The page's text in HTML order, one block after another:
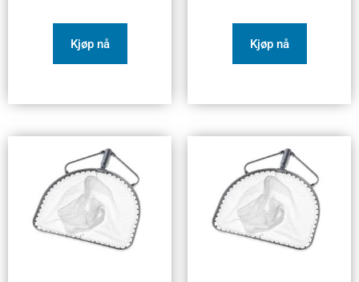
Kjøp nå Kjøp nå